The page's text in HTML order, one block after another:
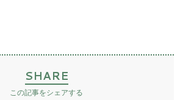
SHARE
この記事をシェアする